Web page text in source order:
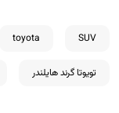
SUV
toyota
تویوتا گرند هایلندر